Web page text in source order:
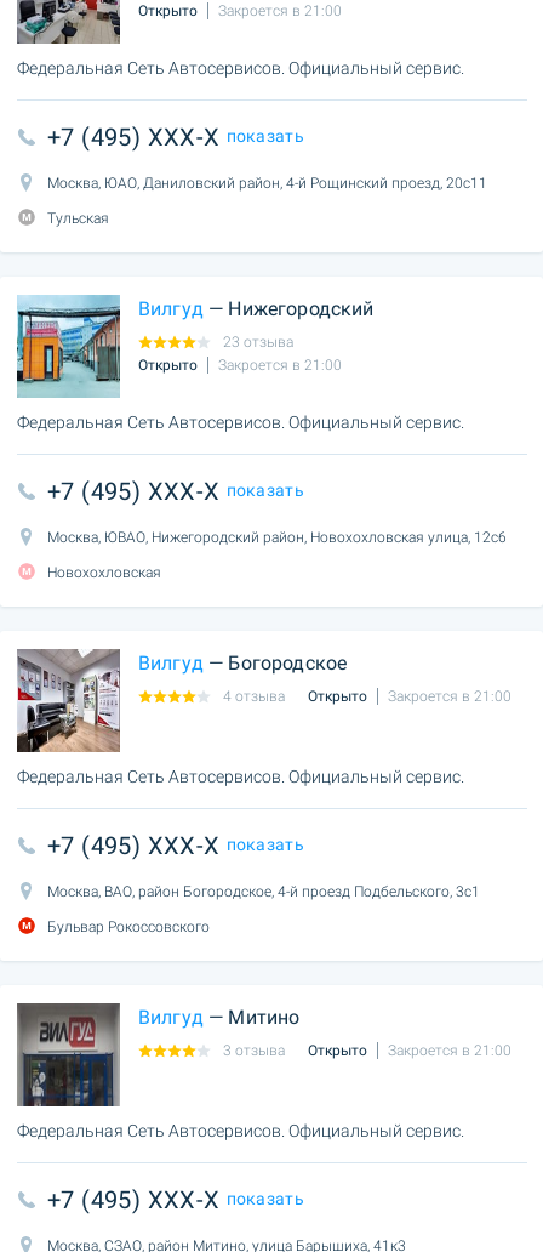
Открыто
Закроется в 21:00
Федеральная Сеть Автосервисов. Официальный сервис.
+7 (495) XXX-X показать
Москва, ЮАО, Даниловский район, 4-й Рощинский проезд, 20с11
Тульская
Вилгуд — Нижегородский
23 отзыва
Открыто
Закроется в 21:00
Федеральная Сеть Автосервисов. Официальный сервис.
+7 (495) XXX-X показать
Москва, ЮВАО, Нижегородский район, Новохохловская улица, 12с6
Новохохловская
Вилгуд — Богородское
4 отзыва Открыто Закроется в 21:00
Федеральная Сеть Автосервисов. Официальный сервис.
+7 (495) XXX-X показать
Москва, ВАО, район Богородское, 4-й проезд Подбельского, 3с1
Бульвар Рокоссовского
Вилгуд — Митино
3 отзыва Открыто Закроется в 21:00
Федеральная Сеть Автосервисов. Официальный сервис.
+7 (495) XXX-X показать
Москва, СЗАО, район Митино, улица Барышиха, 41к3